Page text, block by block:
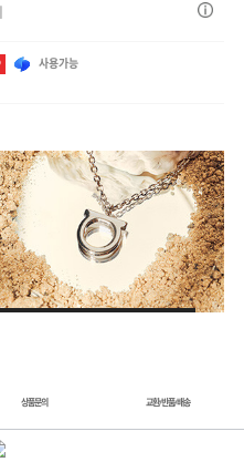
사용가능
상품문의 교환/반품/배송